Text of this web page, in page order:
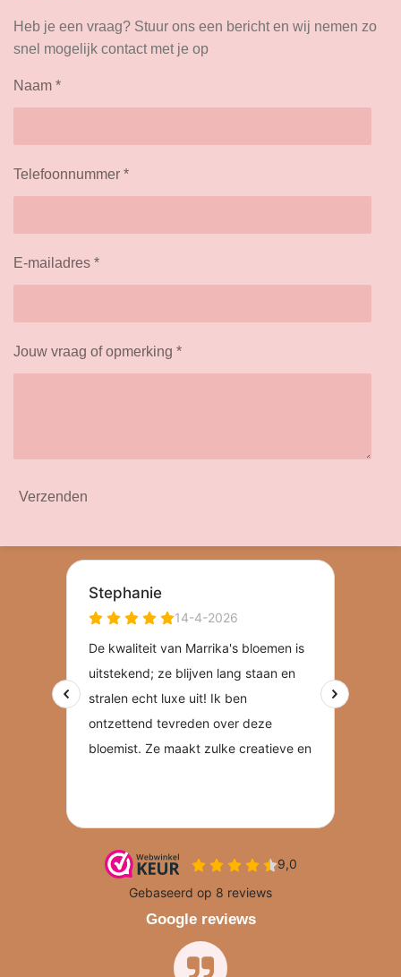
Heb je een vraag? Stuur ons een bericht en wij nemen zo
snel mogelijk contact met je op
Naam *
Telefoonnummer *
E-mailadres *
Jouw vraag of opmerking *
Verzenden
Google reviews